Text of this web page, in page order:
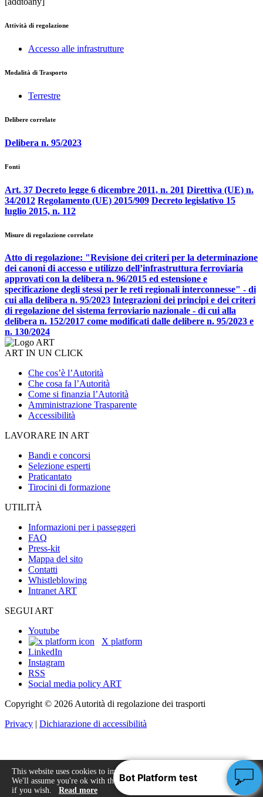
Attività di regolazione
Accesso alle infrastrutture
Modalità di Trasporto
Terrestre
Delibere correlate
Delibera n. 95/2023
Fonti
Art. 37 Decreto legge 6 dicembre 2011, n. 201 Direttiva (UE) n.
34/2012 Regolamento (UE) 2015/909 Decreto legislativo 15
luglio 2015, n. 112
Misure di regolazione correlate
Atto di regolazione: "Revisione dei criteri per la determinazione
dei canoni di accesso e utilizzo dell’infrastruttura ferroviaria
approvati con la delibera n. 96/2015 ed estensione e
specificazione degli stessi per le reti regionali interconnesse" - di
cui alla delibera n. 95/2023 Integrazioni dei principi e dei criteri
di regolazione del sistema ferroviario nazionale - di cui alla
delibera n. 152/2017 come modificati dalle delibere n. 95/2023 e
n. 130/2024
ART IN UN CLICK
Che cos’è l’Autorità
Che cosa fa l’Autorità
Come si finanzia l’Autorità
Amministrazione Trasparente
Accessibilità
LAVORARE IN ART
Bandi e concorsi
Selezione esperti
Praticantato
Tirocini di formazione
UTILITÀ
Informazioni per i passeggeri
FAQ
Press-kit
Mappa del sito
Contatti
Whistleblowing
Intranet ART
SEGUI ART
Youtube
X platform
LinkedIn
Instagram
RSS
Social media policy ART
Copyright © 2026 Autorità di regolazione dei trasporti
Privacy
Dichiarazione di accessibilità
This website uses cookies to improve your experience.
We'll assume you're ok with this, but you can opt-out
if you wish. Read more
Accept